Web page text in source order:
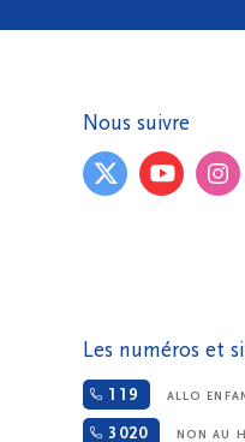
Nous suivre
Les numéros et
119 ALLO
3020 NON AU